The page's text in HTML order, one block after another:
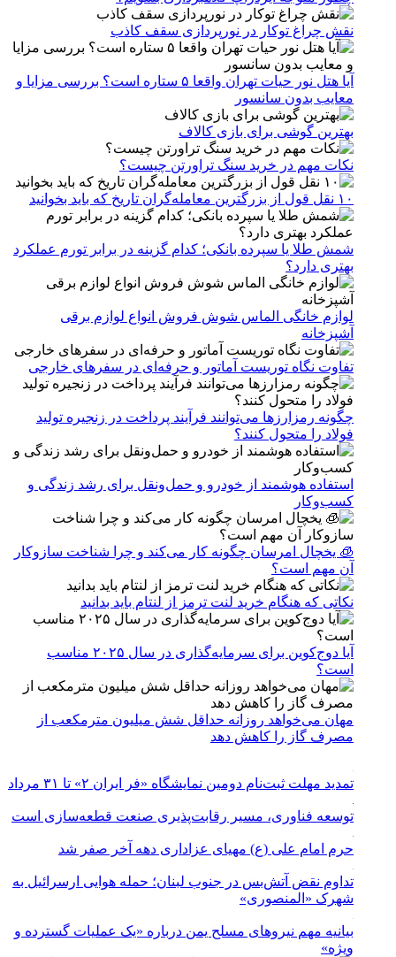
نقش چراغ توکار در نورپردازی سقف کاذب
آیا هتل نور حیات تهران واقعا ۵ ستاره است؟ بررسی مزایا و
معایب بدون سانسور
بهترین گوشی برای بازی کالاف
نکات مهم در خرید سنگ تراورتن چیست؟
۱۰ نقل قول از بزرگترین معامله‌گران تاریخ که باید بخوانید
شمش طلا یا سپرده بانکی؛ کدام گزینه در برابر تورم عملکرد
بهتری دارد؟
لوازم خانگی الماس شوش فروش انواع لوازم برقی
آشپزخانه
تفاوت نگاه توریست آماتور و حرفه‌ای در سفرهای خارجی
چگونه رمزارزها می‌توانند فرآیند پرداخت در زنجیره تولید
فولاد را متحول کنند؟
استفاده هوشمند از خودرو و حمل‌ونقل برای رشد زندگی و
کسب‌وکار
🧊 یخچال امرسان چگونه کار می‌کند و چرا شناخت سازوکار
آن مهم است؟
نکاتی که هنگام خرید لنت ترمز از لنتام باید بدانید
آیا دوج‌کوین برای سرمایه‌گذاری در سال ۲۰۲۵ مناسب
است؟
مهان می‌خواهد روزانه حداقل شش میلیون مترمکعب از
مصرف گاز را کاهش دهد
تمدید مهلت ثبت‌نام دومین نمایشگاه «فر ایران ۲» تا ۳۱ مرداد
توسعه فناوری، مسیر رقابت‌پذیری صنعت قطعه‌سازی است
حرم امام علی (ع) مهیای عزاداری دهه آخر صفر شد
تداوم نقض آتش‌بس در جنوب لبنان؛ حمله هوایی ارسرائیل به
شهرک «المنصوری»
بیانیه مهم نیروهای مسلح یمن درباره «یک عملیات گسترده و
ویژه»